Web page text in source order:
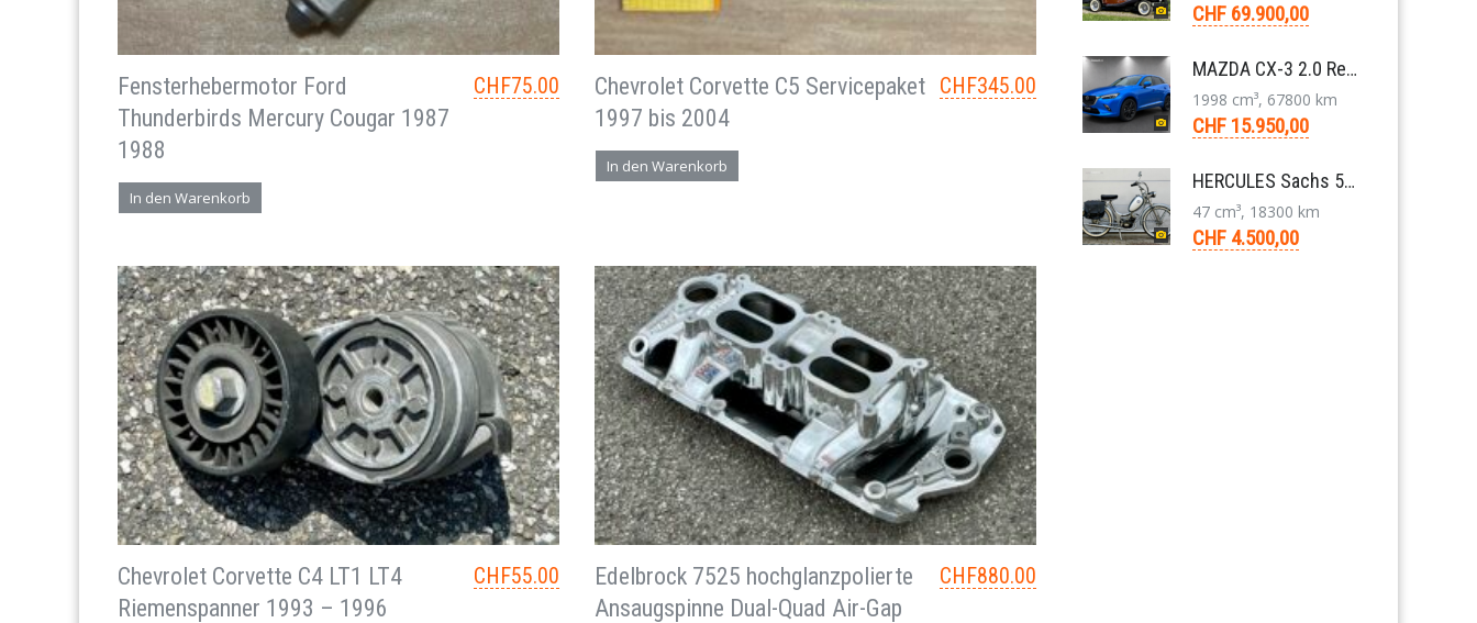
CHF75.00
Fensterhebermotor Ford
Thunderbirds Mercury Cougar 1987
1988
In den Warenkorb
CHF345.00
Chevrolet Corvette C5 Servicepaket
1997 bis 2004
In den Warenkorb
CHF55.00
Chevrolet Corvette C4 LT1 LT4
Riemenspanner 1993 – 1996
CHF880.00
Edelbrock 7525 hochglanzpolierte
Ansaugspinne Dual-Quad Air-Gap
CHF 69.900,00
MAZDA CX-3 2.0 Revolution FWD Skyactiv Drive SUV 2017
1998 cm³, 67800 km
CHF 15.950,00
HERCULES Sachs 50/2 Mofa 2-Gang Handschaltung Veteran
47 cm³, 18300 km
CHF 4.500,00